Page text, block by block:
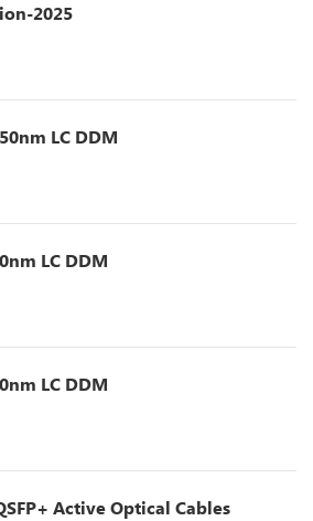
2025
LC DDM
LC DDM
LC DDM
Active Optical Cables